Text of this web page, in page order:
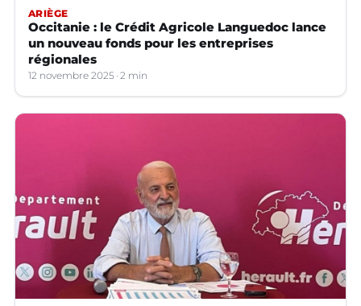
ARIÈGE
Occitanie : le Crédit Agricole Languedoc lance
un nouveau fonds pour les entreprises
régionales
12 novembre 2025 2 min